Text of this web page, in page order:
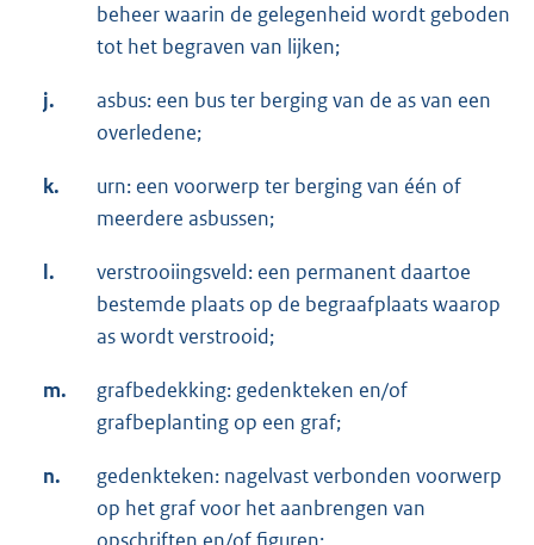
beheer waarin de gelegenheid wordt geboden
tot het begraven van lijken;
j.
asbus: een bus ter berging van de as van een
overledene;
k.
urn: een voorwerp ter berging van één of
meerdere asbussen;
l.
verstrooiingsveld: een permanent daartoe
bestemde plaats op de begraafplaats waarop
as wordt verstrooid;
m.
grafbedekking: gedenkteken en/of
grafbeplanting op een graf;
n.
gedenkteken: nagelvast verbonden voorwerp
op het graf voor het aanbrengen van